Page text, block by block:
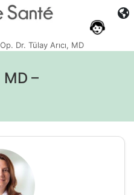
Op. Dr. Tülay Arıcı, MD
MD –